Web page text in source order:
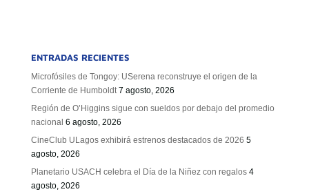
ENTRADAS RECIENTES
Microfósiles de Tongoy: USerena reconstruye el origen de la
Corriente de Humboldt 7 agosto, 2026
Región de O’Higgins sigue con sueldos por debajo del promedio
nacional 6 agosto, 2026
CineClub ULagos exhibirá estrenos destacados de 2026 5
agosto, 2026
Planetario USACH celebra el Día de la Niñez con regalos 4
agosto, 2026